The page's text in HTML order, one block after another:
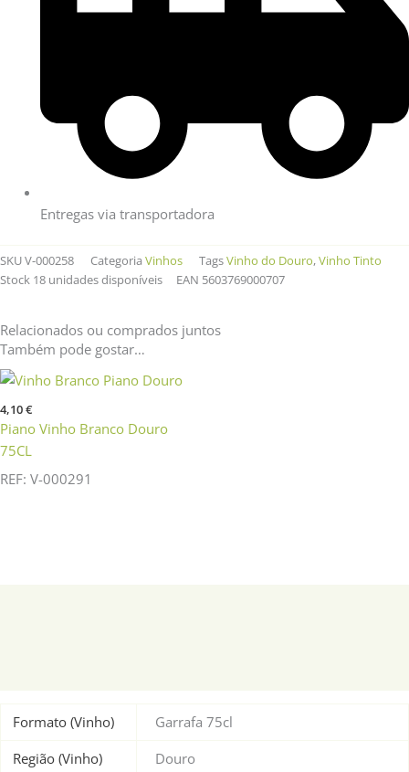
Entregas via transportadora
SKUV-000258 Categoria Vinhos TagsVinho do Douro,Vinho Tinto
Stock 18 unidades disponíveis EAN 5603769000707
Relacionados ou comprados juntos
Também pode gostar…
4,10€
Piano Vinho Branco Douro
75CL
REF: V-000291
Formato (Vinho)
Garrafa 75cl
Região (Vinho)
Douro